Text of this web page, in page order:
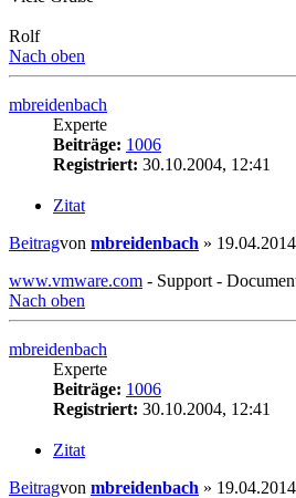
Rolf
Nach oben
mbreidenbach
Experte
Beiträge: 1006
Registriert: 30.10.2004, 12:41
Zitat
Beitragvon mbreidenbach »
www.vmware.com - Support -
Nach oben
mbreidenbach
Experte
Beiträge: 1006
Registriert: 30.10.2004, 12:41
Zitat
Beitragvon mbreidenbach »